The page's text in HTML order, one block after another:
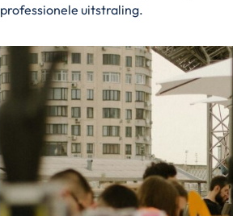
professionele uitstraling.